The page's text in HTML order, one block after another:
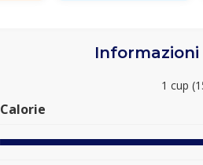
1 cup
Calorie